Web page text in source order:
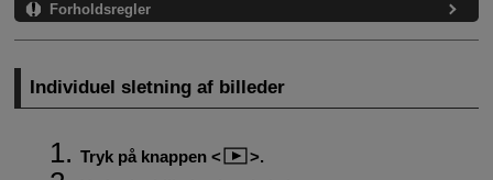
Forholdsregler
Individuel sletning af billeder
Tryk på knappen
.